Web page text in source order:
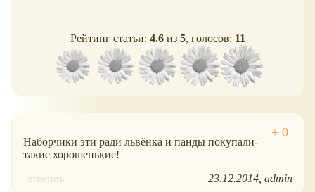
Рейтинг статьи: 4.6из 5, голосов: 11
Наборчики эти ради львёнка и панды покупали-
такие хорошенькие!
ответить 23.12.2014 admin